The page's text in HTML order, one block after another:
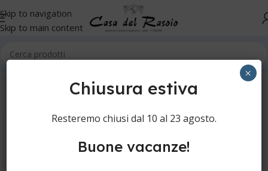
Skip to navigation
Skip to main content
Chiusura estiva
Resteremo chiusi dal 10 al 23 agosto.
Buone vacanze!
×